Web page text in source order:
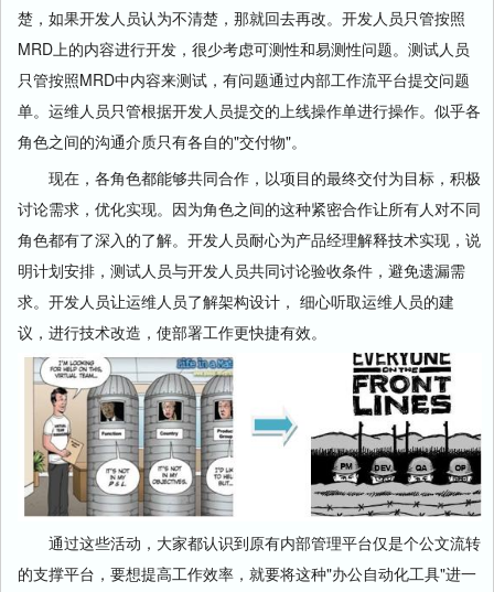
楚，如果开发人员认为不清楚，那就回去再改。开发人员只管按照
MRD上的内容进行开发，很少考虑可测性和易测性问题。测试人员
只管按照MRD中内容来测试，有问题通过内部工作流平台提交问题
单。运维人员只管根据开发人员提交的上线操作单进行操作。似乎各
角色之间的沟通介质只有各自的"交付物"。
现在，各角色都能够共同合作，以项目的最终交付为目标，积极
讨论需求，优化实现。因为角色之间的这种紧密合作让所有人对不同
角色都有了深入的了解。开发人员耐心为产品经理解释技术实现，说
明计划安排，测试人员与开发人员共同讨论验收条件，避免遗漏需
求。开发人员让运维人员了解架构设计， 细心听取运维人员的建
议，进行技术改造，使部署工作更快捷有效。
通过这些活动，大家都认识到原有内部管理平台仅是个公文流转
的支撑平台，要想提高工作效率，就要将这种"办公自动化工具"进一